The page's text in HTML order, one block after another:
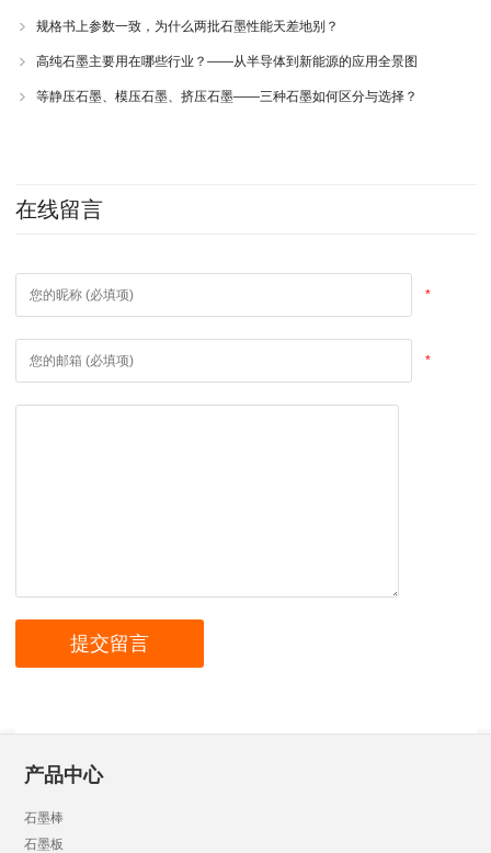
规格书上参数一致，为什么两批石墨性能天差地别？
高纯石墨主要用在哪些行业？——从半导体到新能源的应用全景图
等静压石墨、模压石墨、挤压石墨——三种石墨如何区分与选择？
在线留言
*
*
产品中心
石墨棒
石墨板